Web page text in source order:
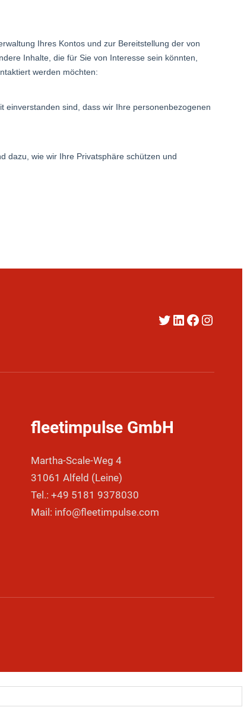
Twitter
LinkedIn
Facebook
fleetimpulse GmbH
Martha-Scale-Weg 4
31061 Alfeld (Leine)
Tel.: +49 5181 9378030
Mail: info@fleetimpulse.com